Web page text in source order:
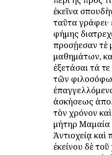
ἐκεῖνα
ταῦτα
φήμης
προσῄεσαν ὁτὲ
μαθημάτων,
ἐξετάσαι τά
τῶν
ἀσκήσεως
τὸν χρόνον
μήτηρ Μαμαία
Ἀντιοχείᾳ καὶ
ἐκείνου δὲ